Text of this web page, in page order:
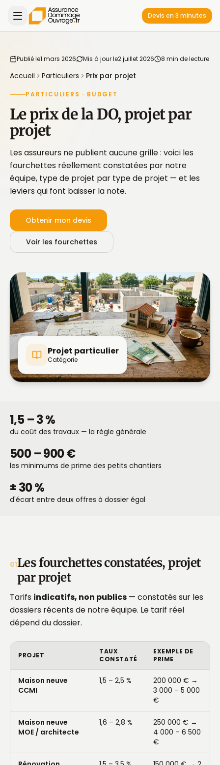
Devis en 3 minutes
Publié le1 mars 2026 Mis à jour le2 juillet 2026 8 min de lecture
Accueil Particuliers Prix par projet
PARTICULIERS · BUDGET
Le prix de la DO, projet par
projet
Les assureurs ne publient aucune grille : voici les
fourchettes réellement constatées par notre
équipe, type de projet par type de projet — et les
leviers qui font baisser la note.
Obtenir mon devis
Voir les fourchettes
Projet particulier
Catégorie
1,5 – 3 %
du coût des travaux — la règle générale
500 – 900 €
les minimums de prime des petits chantiers
± 30 %
d'écart entre deux offres à dossier égal
01Les fourchettes constatées, projet
par projet
Tarifs indicatifs, non publics — constatés sur les
dossiers récents de notre équipe. Le tarif réel
dépend du dossier.
PROJET
TAUX
CONSTATÉ
EXEMPLE DE
PRIME
Maison neuve
CCMI
1,5 – 2,5 %
200 000 € →
3 000 – 5 000
€
Maison neuve
MOE / architecte
1,6 – 2,8 %
250 000 € →
4 000 – 6 500
€